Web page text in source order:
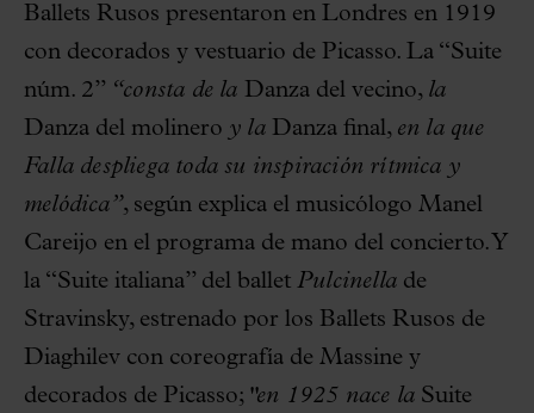
Ballets Rusos presentaron en Londres en 1919
con decorados y vestuario de Picasso. La “Suite
núm. 2” “consta de la Danza del vecino, la
Danza del molinero y laDanza final, en la que
Falla despliega toda su inspiración rítmica y
melódica”, según explica el musicólogo Manel
Careijo en el programa de mano del concierto. Y
la “Suite italiana” del ballet Pulcinella de
Stravinsky, estrenado por los Ballets Rusos de
Diaghilev con coreografía de Massine y
decorados de Picasso; "en 1925 nace la Suite